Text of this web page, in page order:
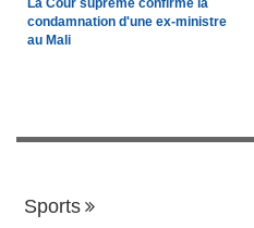
La Cour suprême confirme la
condamnation d'une ex-ministre
au Mali
Sports